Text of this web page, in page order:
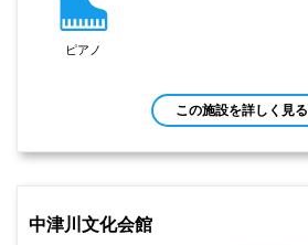
ピアノ
この施設を詳しく見る
中津川文化会館